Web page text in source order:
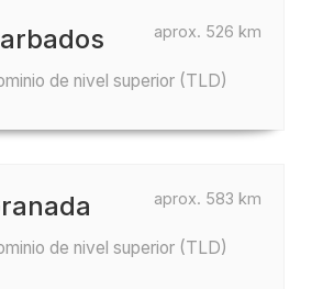
aprox. 526 km
de nivel superior (TLD)
aprox. 583 km
de nivel superior (TLD)